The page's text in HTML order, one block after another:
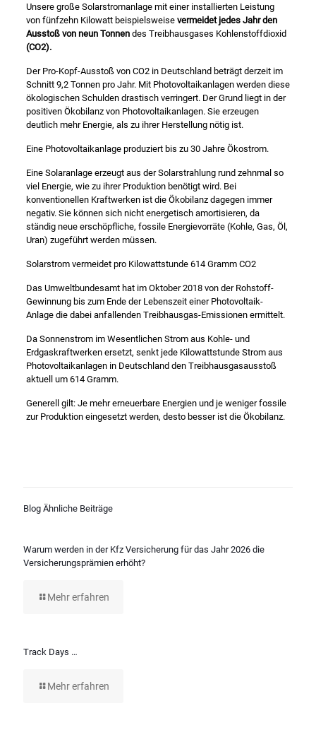
Unsere große Solarstromanlage mit einer installierten Leistung
von fünfzehn Kilowatt beispielsweise vermeidet jedes Jahr den
Ausstoß von neun Tonnendes Treibhausgases Kohlenstoffdioxid
(CO2).
Der Pro-Kopf-Ausstoß von CO2 in Deutschland beträgt derzeit im
Schnitt 9,2 Tonnen pro Jahr. Mit Photovoltaikanlagen werden diese
ökologischen Schulden drastisch verringert. Der Grund liegt in der
positiven Ökobilanz von Photovoltaikanlagen. Sie erzeugen
deutlich mehr Energie, als zu ihrer Herstellung nötig ist.
Eine Photovoltaikanlage produziert bis zu 30 Jahre Ökostrom.
Eine Solaranlage erzeugt aus der Solarstrahlung rund zehnmal so
viel Energie, wie zu ihrer Produktion benötigt wird. Bei
konventionellen Kraftwerken ist die Ökobilanz dagegen immer
negativ. Sie können sich nicht energetisch amortisieren, da
ständig neue erschöpfliche, fossile Energievorräte (Kohle, Gas, Öl,
Uran) zugeführt werden müssen.
Solarstrom vermeidet pro Kilowattstunde 614 Gramm CO2
Das Umweltbundesamt hat im Oktober 2018 von der Rohstoff-
Gewinnung bis zum Ende der Lebenszeit einer Photovoltaik-
Anlage die dabei anfallenden Treibhausgas-Emissionen ermittelt.
Da Sonnenstrom im Wesentlichen Strom aus Kohle- und
Erdgaskraftwerken ersetzt, senkt jede Kilowattstunde Strom aus
Photovoltaikanlagen in Deutschland den Treibhausgasausstoß
aktuell um 614 Gramm.
Generell gilt: Je mehr erneuerbare Energien und je weniger fossile
zur Produktion eingesetzt werden, desto besser ist die Ökobilanz.
Blog Ähnliche Beiträge
Warum werden in der Kfz Versicherung für das Jahr 2026 die
Versicherungsprämien erhöht?
Mehr erfahren
Track Days …
Mehr erfahren